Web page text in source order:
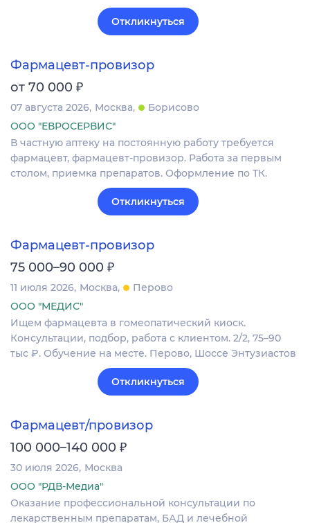
Откликнуться
Фармацевт-провизор
от 70 000 ₽
07 августа 2026 Москва
Борисово
ООО "ЕВРОСЕРВИС"
В частную аптеку на постоянную работу требуется
фармацевт, фармацевт-провизор. Работа за первым
столом, приемка препаратов. Оформление по ТК.
Откликнуться
Фармацевт-провизор
75 000–90 000 ₽
11 июля 2026 Москва
Перово
ООО "МЕДИС"
Ищем фармацевта в гомеопатический киоск.
Консультации, подбор, работа с клиентом. 2/2, 75–90
тыс ₽. Обучение на месте. Перово, Шоссе Энтузиастов
Откликнуться
Фармацевт/провизор
100 000–140 000 ₽
30 июля 2026 Москва
ООО "РДВ-Медиа"
Оказание профессиональной консультации по
лекарственным препаратам, БАД и лечебной